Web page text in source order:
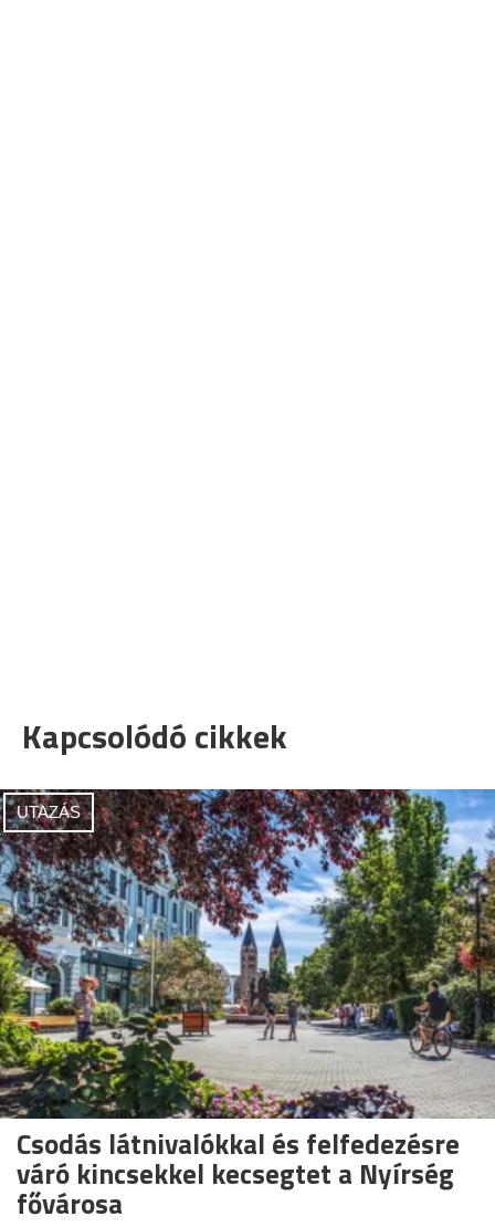
Kapcsolódó cikkek
UTAZÁS
Csodás látnivalókkal és felfedezésre
váró kincsekkel kecsegtet a Nyírség
fővárosa